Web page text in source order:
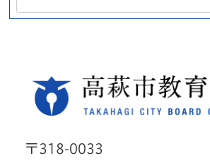
〒318-0033